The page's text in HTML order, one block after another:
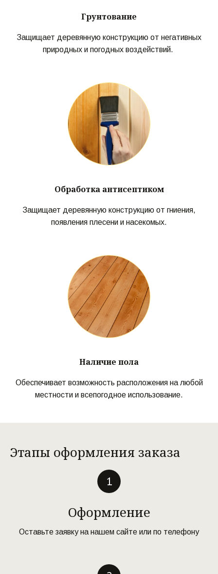
Грунтование
Защищает деревянную конструкцию от негативных
природных и погодных воздействий.
Обработка антисептиком
Защищает деревянную конструкцию от гниения,
появления плесени и насекомых.
Наличие пола
Обеспечивает возможность расположения на любой
местности и всепогодное использование.
Этапы оформления заказа
Оформление
Оставьте заявку на нашем сайте или по телефону